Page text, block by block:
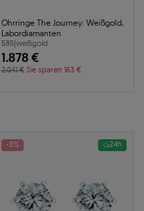
Ohrringe The Journey: Weißgold,
Labordiamanten
585|weißgold
1.878 €
2.041 € Sie sparen 163 €
-8% 24h